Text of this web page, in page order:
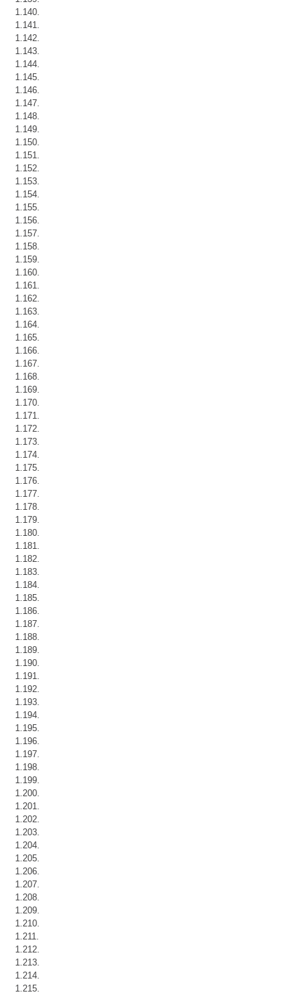
1.140.
1.141.
1.142.
1.143.
1.144.
1.145.
1.146.
1.147.
1.148.
1.149.
1.150.
1.151.
1.152.
1.153.
1.154.
1.155.
1.156.
1.157.
1.158.
1.159.
1.160.
1.161.
1.162.
1.163.
1.164.
1.165.
1.166.
1.167.
1.168.
1.169.
1.170.
1.171.
1.172.
1.173.
1.174.
1.175.
1.176.
1.177.
1.178.
1.179.
1.180.
1.181.
1.182.
1.183.
1.184.
1.185.
1.186.
1.187.
1.188.
1.189.
1.190.
1.191.
1.192.
1.193.
1.194.
1.195.
1.196.
1.197.
1.198.
1.199.
1.200.
1.201.
1.202.
1.203.
1.204.
1.205.
1.206.
1.207.
1.208.
1.209.
1.210.
1.211.
1.212.
1.213.
1.214.
1.215.